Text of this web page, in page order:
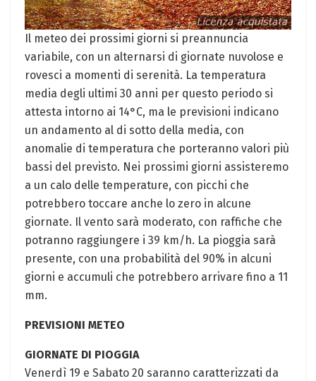
Il meteo dei prossimi giorni si preannuncia
variabile, con un alternarsi di giornate nuvolose e
rovesci a momenti di serenità. La temperatura
media degli ultimi 30 anni per questo periodo si
attesta intorno ai 14°C, ma le previsioni indicano
un andamento al di sotto della media, con
anomalie di temperatura che porteranno valori più
bassi del previsto. Nei prossimi giorni assisteremo
a un calo delle temperature, con picchi che
potrebbero toccare anche lo zero in alcune
giornate. Il vento sarà moderato, con raffiche che
potranno raggiungere i 39 km/h. La pioggia sarà
presente, con una probabilità del 90% in alcuni
giorni e accumuli che potrebbero arrivare fino a 11
mm.
PREVISIONI METEO
GIORNATE DI PIOGGIA
Venerdì 19 e Sabato 20 saranno caratterizzati da